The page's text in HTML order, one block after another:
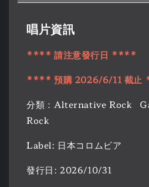
唱片資訊
**** 請注意發行日 ****
**** 預購 2026/6/11 截
分類：Alternative Rock
Rock
Label: 日本コロムビア
發行日: 2026/10/31